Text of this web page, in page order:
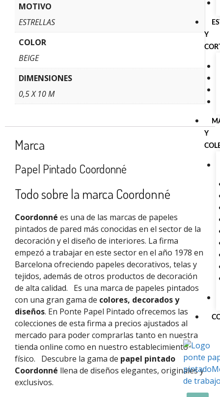
Y
Y
MOTIVO
ESTRELLAS
COLOR
BEIGE
DIMENSIONES
0,5 X 10 M
Marca
Papel Pintado Coordonné
Todo sobre la marca Coordonné
Coordonné es una de las marcas de papeles
pintados de pared más conocidas en el sector de la
decoración y el diseño de interiores. La firma
empezó a trabajar en este sector en el año 1978 en
Barcelona ofreciendo papeles decorativos, telas y
tejidos, además de otros productos de decoración
de alta calidad.
Es una marca de papeles pintados
con una gran gama de colores, decorados y
diseños. En Ponte Papel Pintado ofrecemos las
colecciones de esta firma a precios ajustados al
mercado para poder comprarlas tanto en nuestra
tienda online como en nuestro establecimiento
físico.
Descubre la gama de papel pintado
Coordonné llena de diseños elegantes, originales y
exclusivos.